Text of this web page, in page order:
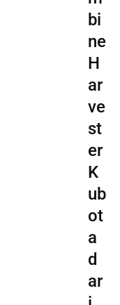
bi
ne
H
ar
ve
st
er
K
ub
ot
a
d
ar